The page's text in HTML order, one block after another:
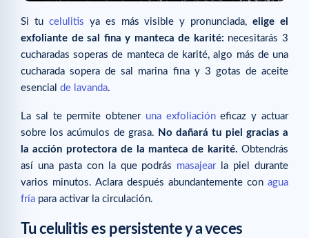
Si tu celulitis ya es más visible y pronunciada,elige el
exfoliante de sal fina y manteca de karité: necesitarás 3
cucharadas soperas de manteca de karité, algo más de una
cucharada sopera de sal marina fina y 3 gotas de aceite
esencial de lavanda.
La sal te permite obtener una exfoliacióneficaz y actuar
sobre los acúmulos de grasa. No dañará tu piel gracias a
la acción protectora de la manteca de karité. Obtendrás
así una pasta con la que podrás masajearla piel durante
varios minutos. Aclara después abundantemente con agua
fría para activar la circulación.
Tu celulitis es persistente y a veces